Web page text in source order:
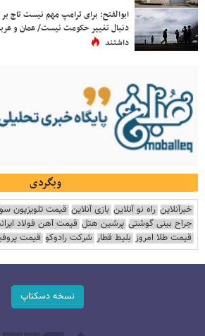
ابوالفتح: برای ترامپ مهم نیست تاج بر
دنبال تغییر حکومت نیست/ عمان و
داشتند
وبگردی
خبرآنلاین راه نو آنلاین بازی آنلاین قیمت تلویزیون
جراح بینی گوشتی پرشین هتل قیمت آهن فولاد
قیمت طلا امروز بلیط قطار شرکت رادوکو قیمت
نسخه دسکتاپ